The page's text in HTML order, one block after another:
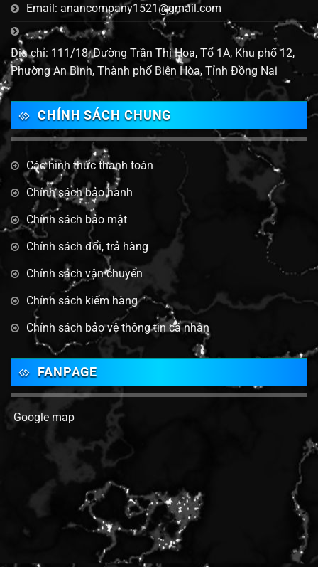
Email: anancompany1521@gmail.com
Địa chỉ: 111/18, Đường Trần Thị Hoa, Tổ 1A, Khu phố 12,
Phường An Bình, Thành phố Biên Hòa, Tỉnh Đồng Nai
CHÍNH SÁCH CHUNG
Các hình thức thanh toán
Chính sách bảo hành
Chính sách bảo mật
Chính sách đổi, trả hàng
Chính sách vận chuyển
Chính sách kiểm hàng
Chính sách bảo vệ thông tin cá nhân
FANPAGE
Google map